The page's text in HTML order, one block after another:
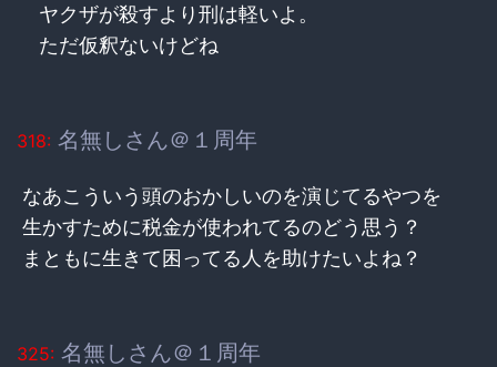
ヤクザが殺すより刑は軽いよ。
ただ仮釈ないけどね
318: 名無しさん＠１周年
なあこういう頭のおかしいのを演じてるやつを
生かすために税金が使われてるのどう思う？
まともに生きて困ってる人を助けたいよね？
325: 名無しさん＠１周年